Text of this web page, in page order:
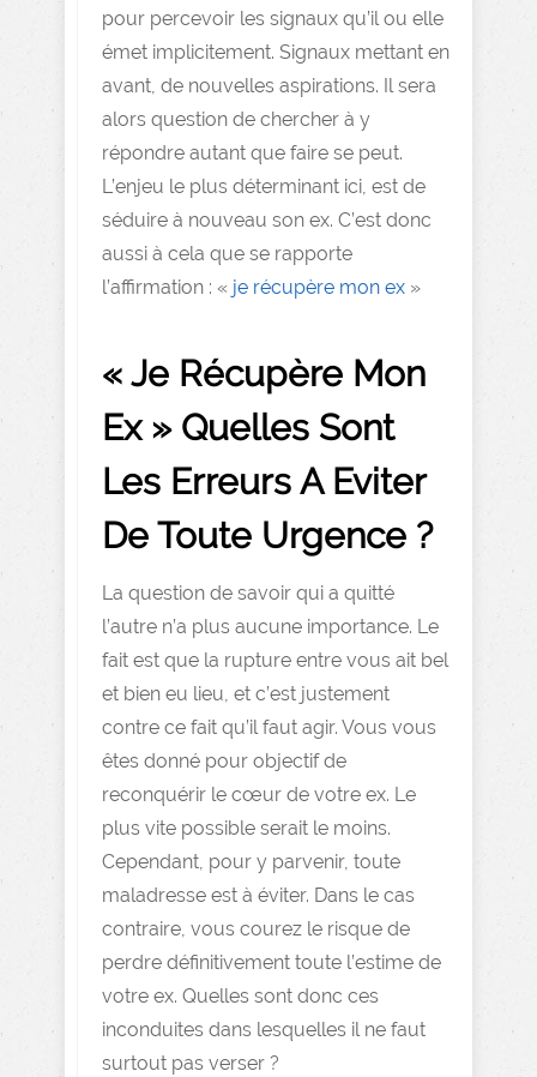
pour percevoir les signaux qu’il ou elle
émet implicitement. Signaux mettant en
avant, de nouvelles aspirations. Il sera
alors question de chercher à y
répondre autant que faire se peut.
L’enjeu le plus déterminant ici, est de
séduire à nouveau son ex. C’est donc
aussi à cela que se rapporte
l’affirmation : « je récupère mon ex »
« Je Récupère Mon
Ex » Quelles Sont
Les Erreurs A Eviter
De Toute Urgence ?
La question de savoir qui a quitté
l’autre n’a plus aucune importance. Le
fait est que la rupture entre vous ait bel
et bien eu lieu, et c’est justement
contre ce fait qu’il faut agir. Vous vous
êtes donné pour objectif de
reconquérir le cœur de votre ex. Le
plus vite possible serait le moins.
Cependant, pour y parvenir, toute
maladresse est à éviter. Dans le cas
contraire, vous courez le risque de
perdre définitivement toute l’estime de
votre ex. Quelles sont donc ces
inconduites dans lesquelles il ne faut
surtout pas verser ?